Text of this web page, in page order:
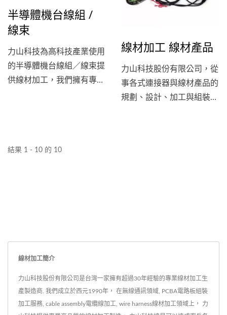
半導體機台線組 /
線束
力山科技為高科技產業使用
的半導體機台線組／線束提
供線材加工，我們擁有專業
線材加工 線材產品
力山科技股份有限公司，從
事各式連接器與線材產品的
規劃、設計、加工與組裝，
ISO...
結果 1 - 10 的 10
線材加工簡介
力山科技股份有限公司是台灣一家擁有超過30年經驗的專業線材加工生
產製造商. 我們成立於西元1990年， 在無線通訊領域, PCBA電路板組裝
加工服務, cable assembly電纜線加工, wire harness線材加工領域上， 力